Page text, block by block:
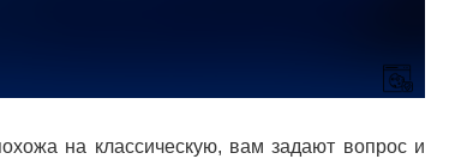
на классическую, вам задают вопрос и